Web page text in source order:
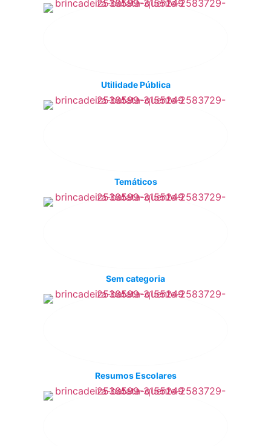
Utilidade Pública
Temáticos
Sem categoria
Resumos Escolares